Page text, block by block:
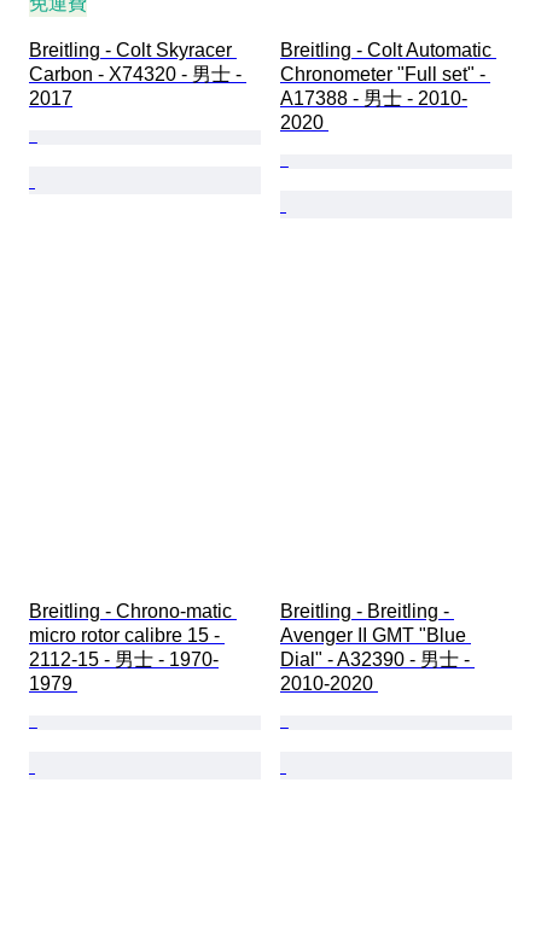
Breitling - Colt Skyracer
Carbon - X74320 - 男士 -
2017
Breitling - Colt Automatic
Chronometer "Full set" -
A17388 - 男士 - 2010-
2020
Breitling - Chrono-matic
micro rotor calibre 15 -
2112-15 - 男士 - 1970-
1979
Breitling - Breitling -
Avenger II GMT "Blue
Dial" - A32390 - 男士 -
2010-2020